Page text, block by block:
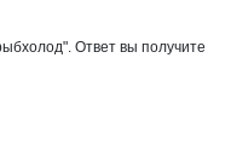
Ответ вы получите